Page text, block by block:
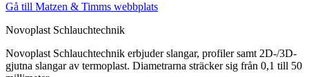
Gå till Matzen & Timms webbplats
Novoplast Schlauchtechnik
Novoplast Schlauchtechnik erbjuder slangar, profiler samt 2D-/3D-
gjutna slangar av termoplast. Diametrarna sträcker sig från 0,1 till 50